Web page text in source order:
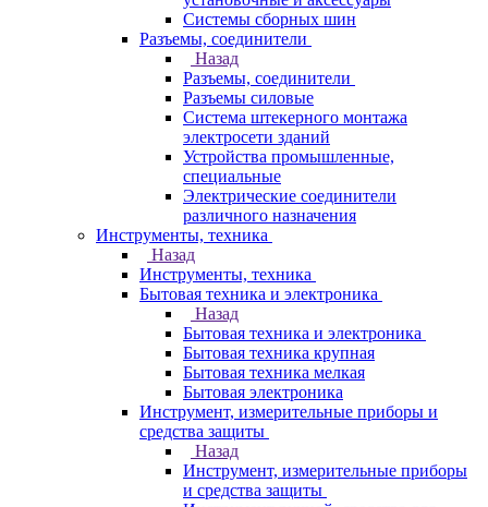
Системы сборных шин
Разъемы, соединители
Назад
Разъемы, соединители
Разъемы силовые
Система штекерного монтажа
электросети зданий
Устройства промышленные,
специальные
Электрические соединители
различного назначения
Инструменты, техника
Назад
Инструменты, техника
Бытовая техника и электроника
Назад
Бытовая техника и электроника
Бытовая техника крупная
Бытовая техника мелкая
Бытовая электроника
Инструмент, измерительные приборы и
средства защиты
Назад
Инструмент, измерительные приборы
и средства защиты